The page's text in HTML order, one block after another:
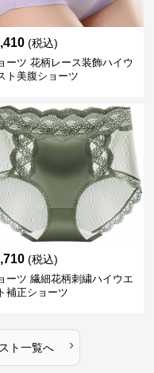
(税込)
ーツ 花柄レース装飾ハイウ
ト美腹ショーツ
(税込)
ーツ 繊細花柄刺繍ハイウエ
補正ショーツ
ト一覧へ ›